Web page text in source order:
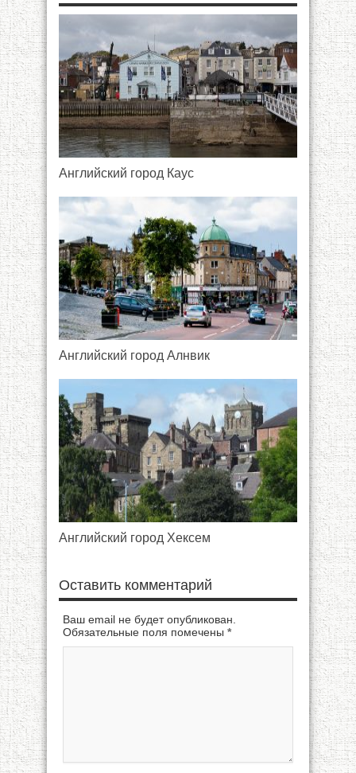
Английский город Каус
Английский город Алнвик
Английский город Хексем
Оставить комментарий
Ваш email не будет опубликован.
Обязательные поля помечены *